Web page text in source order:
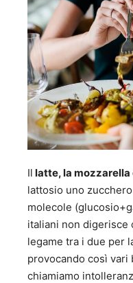
Il latte, la mozzarella
lattosio uno
molecole
italiani non digerisce
legame tra i due per
provocando così
chiamiamo